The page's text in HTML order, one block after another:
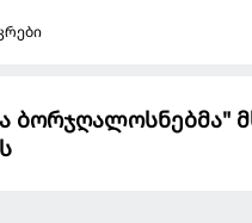
ბორჯღალოსნებმა"